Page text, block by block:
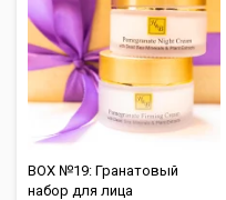
BOX №19: Гранатовый
набор для лица